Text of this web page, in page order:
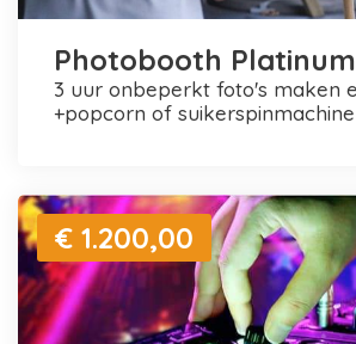
Photobooth Platinum
3 uur onbeperkt foto's maken en printen
+popcorn of suikerspinmachine
€ 1.200,00